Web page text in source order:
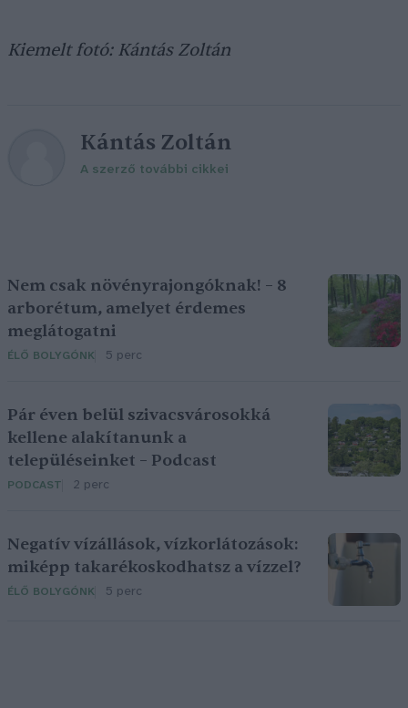
Kiemelt fotó: Kántás Zoltán
Kántás Zoltán
A szerző további cikkei
Nem csak növényrajongóknak! – 8
arborétum, amelyet érdemes
meglátogatni
ÉLŐ BOLYGÓNK 5 perc
Pár éven belül szivacsvárosokká
kellene alakítanunk a
településeinket – Podcast
PODCAST 2 perc
Negatív vízállások, vízkorlátozások:
miképp takarékoskodhatsz a vízzel?
ÉLŐ BOLYGÓNK 5 perc